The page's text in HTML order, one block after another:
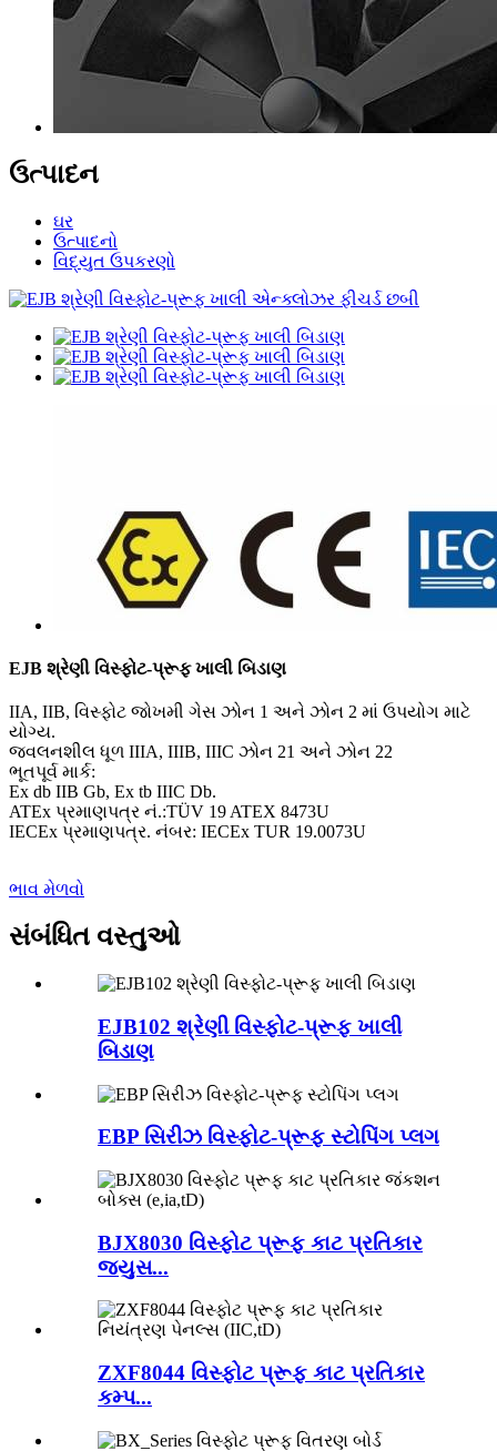
ઉત્પાદન
ઘર
ઉત્પાદનો
વિદ્યુત ઉપકરણો
EJB શ્રેણી વિસ્ફોટ-પ્રૂફ ખાલી બિડાણ
IIA, IIB, વિસ્ફોટ જોખમી ગેસ ઝોન 1 અને ઝોન 2 માં ઉપયોગ માટે
યોગ્ય.
જ્વલનશીલ ધૂળ IIIA, IIIB, IIIC ઝોન 21 અને ઝોન 22
ભૂતપૂર્વ માર્ક:
Ex db IIB Gb, Ex tb IIIC Db.
ATEx પ્રમાણપત્ર નં.:TÜV 19 ATEX 8473U
IECEx પ્રમાણપત્ર. નંબર: IECEx TUR 19.0073U
ભાવ મેળવો
સંબંધિત વસ્તુઓ
EJB102 શ્રેણી વિસ્ફોટ-પ્રૂફ ખાલી
બિડાણ
EBP સિરીઝ વિસ્ફોટ-પ્રૂફ સ્ટોપિંગ પ્લગ
BJX8030 વિસ્ફોટ પ્રૂફ કાટ પ્રતિકાર
જ્યુસ...
ZXF8044 વિસ્ફોટ પ્રૂફ કાટ પ્રતિકાર
કમ્પ...